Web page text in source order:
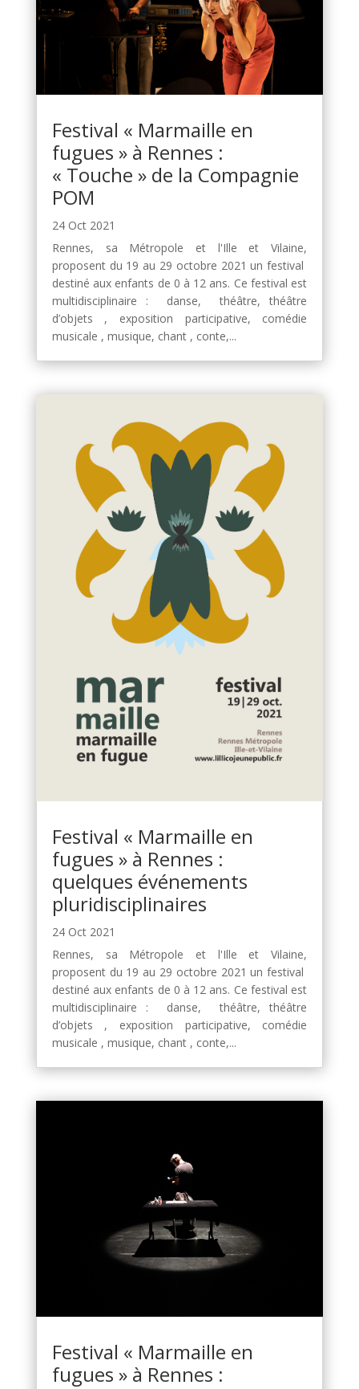
Festival « Marmaille en
fugues » à Rennes :
« Touche » de la Compagnie
POM
24 Oct 2021
Rennes, sa Métropole et l'Ille et Vilaine,
proposent du 19 au 29 octobre 2021 un festival
destiné aux enfants de 0 à 12 ans. Ce festival est
multidisciplinaire : danse, théâtre, théâtre
d’objets , exposition participative, comédie
musicale , musique, chant , conte,...
Festival « Marmaille en
fugues » à Rennes :
quelques événements
pluridisciplinaires
24 Oct 2021
Rennes, sa Métropole et l'Ille et Vilaine,
proposent du 19 au 29 octobre 2021 un festival
destiné aux enfants de 0 à 12 ans. Ce festival est
multidisciplinaire : danse, théâtre, théâtre
d’objets , exposition participative, comédie
musicale , musique, chant , conte,...
Festival « Marmaille en
fugues » à Rennes :